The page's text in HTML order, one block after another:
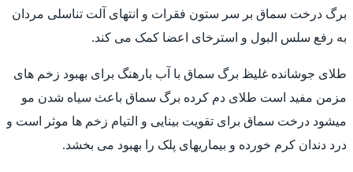
برگ درخت سماق بر سر ستون فقرات و انتهای آلت تناسلی مردان
به رفع سلس البول و استرخای اعضا کمک می کند.
طلای جوشانده غلیظ برگ سماق با آب بارهنگ برای بهبود زخم های
مزمن مفید است طلای دم کرده برگ سماق باعث سیاه شدن مو
میشود درخت سماق برای تقویت بینایی و التیام زخم ها موثر است و
درد دندان کرم خورده و بیماریهای پلک را بهبود می بخشد.